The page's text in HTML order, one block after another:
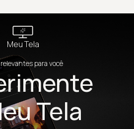
Meu Tela
para você
Tela